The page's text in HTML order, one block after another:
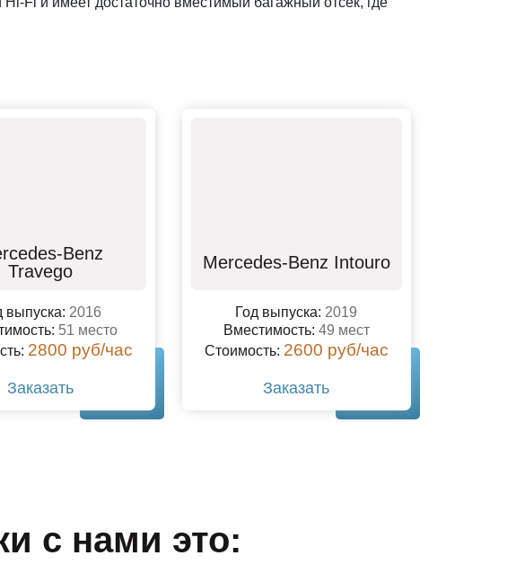
Benz
Travego
выпуска: 2016
51 место
2800 руб/час
Заказать
Mercedes-Benz Intouro
Год выпуска: 2019
Вместимость: 49 мест
Стоимость: 2600 руб/час
Заказать
с нами это: